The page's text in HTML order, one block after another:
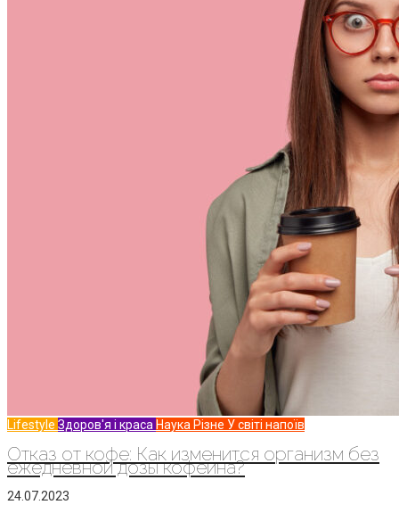
Lifestyle Здоров'я і краса Наука Різне У світі напоїв
Отказ от кофе: Как изменится организм без
ежедневной дозы кофеина?
24.07.2023